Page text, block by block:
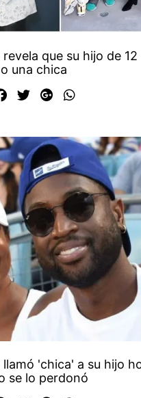
que su hijo de
una chica
llamó 'chica' a su hijo
se lo perdonó